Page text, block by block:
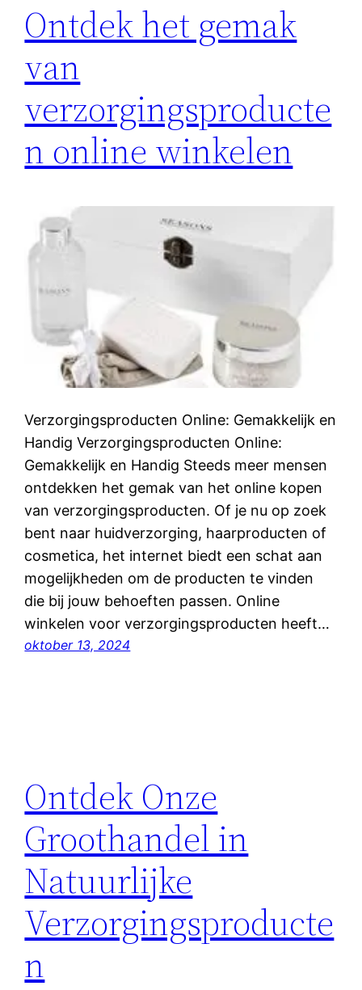
Ontdek het gemak
van
verzorgingsproducte
n online winkelen
Verzorgingsproducten Online: Gemakkelijk en
Handig Verzorgingsproducten Online:
Gemakkelijk en Handig Steeds meer mensen
ontdekken het gemak van het online kopen
van verzorgingsproducten. Of je nu op zoek
bent naar huidverzorging, haarproducten of
cosmetica, het internet biedt een schat aan
mogelijkheden om de producten te vinden
die bij jouw behoeften passen. Online
winkelen voor verzorgingsproducten heeft…
oktober 13, 2024
Ontdek Onze
Groothandel in
Natuurlijke
Verzorgingsproducte
n